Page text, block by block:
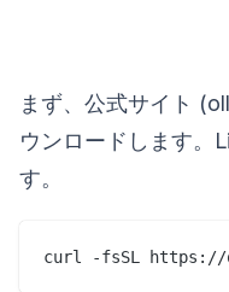
まず、公式サイト
ウンロードします。
す。